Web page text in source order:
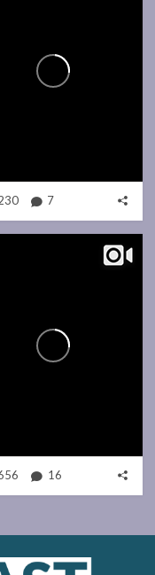
7
16